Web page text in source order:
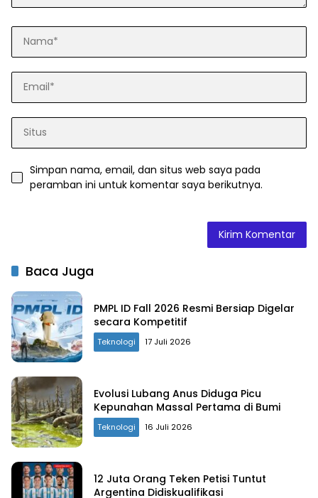
Simpan nama, email, dan situs web saya pada
peramban ini untuk komentar saya berikutnya.
Baca Juga
PMPL ID Fall 2026 Resmi Bersiap Digelar
secara Kompetitif
Teknologi 17 Juli 2026
Evolusi Lubang Anus Diduga Picu
Kepunahan Massal Pertama di Bumi
Teknologi 16 Juli 2026
12 Juta Orang Teken Petisi Tuntut
Argentina Didiskualifikasi